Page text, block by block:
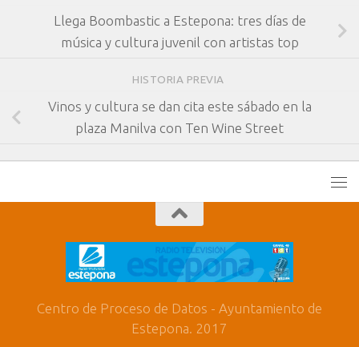
Llega Boombastic a Estepona: tres días de
música y cultura juvenil con artistas top
HISTORIA PREVIA
Vinos y cultura se dan cita este sábado en la
plaza Manilva con Ten Wine Street
Centro de Proceso de Datos - Ayuntamiento de
Estepona. 2017